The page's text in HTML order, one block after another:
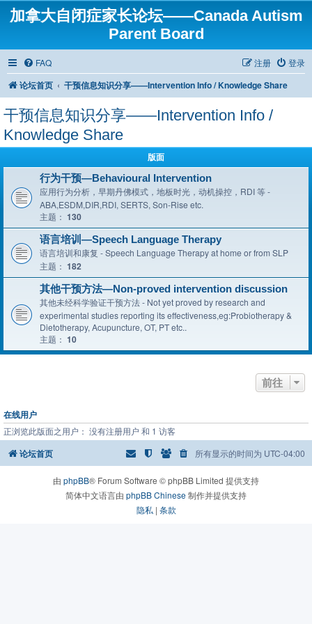
加拿大自闭症家长论坛——Canada Autism
Parent Board
FAQ 登录
注册
论坛首页 干预信息知识分享——Intervention Info / Knowledge Share
干预信息知识分享——Intervention Info /
Knowledge Share
版面
行为干预—Behavioural Intervention
应用行为分析，早期丹佛模式，地板时光，动机操控，RDI 等 -
ABA,ESDM,DIR,RDI, SERTS, Son-Rise etc.
主题： 130
语言培训—Speech Language Therapy
语言培训和康复 - Speech Language Therapy at home or from SLP
主题： 182
其他干预方法—Non-proved intervention discussion
其他未经科学验证干预方法 - Not yet proved by research and
experimental studies reporting its effectiveness,eg:Probiotherapy &
Dietotherapy, Acupuncture, OT, PT etc..
主题： 10
前往
在线用户
正浏览此版面之用户： 没有注册用户 和 1 访客
论坛首页 所有显示的时间为 UTC-04:00
由 phpBB® Forum Software © phpBB Limited 提供支持
简体中文语言由 phpBB Chinese制作并提供支持
隐私| 条款